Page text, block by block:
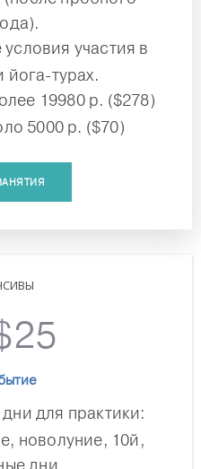
участия в
йога-турах.
19980 р. ($278)
5000 р. ($70)
для практики:
новолуние, 10й,
дни.